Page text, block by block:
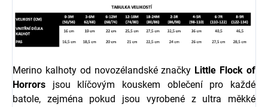
Merino kalhoty od novozélandské značky Little Flock of
Horrors jsou klíčovým kouskem oblečení pro každé
batole, zejména pokud jsou vyrobené z ultra měkké